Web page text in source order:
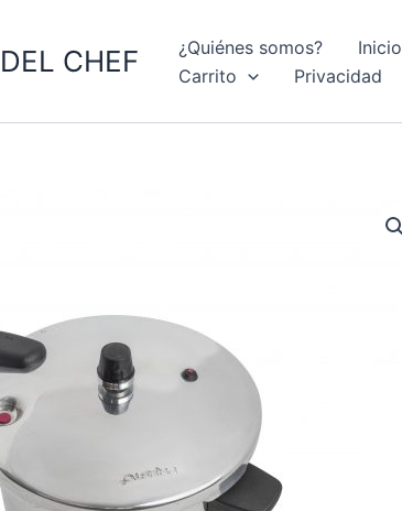
CHEF ¿Quiénes somos? Inicio
Carrito
Privacidad